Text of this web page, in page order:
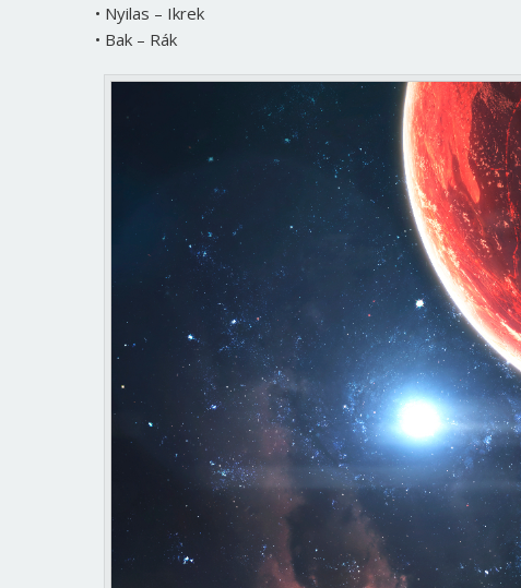
• Nyilas – Ikrek
• Bak – Rák